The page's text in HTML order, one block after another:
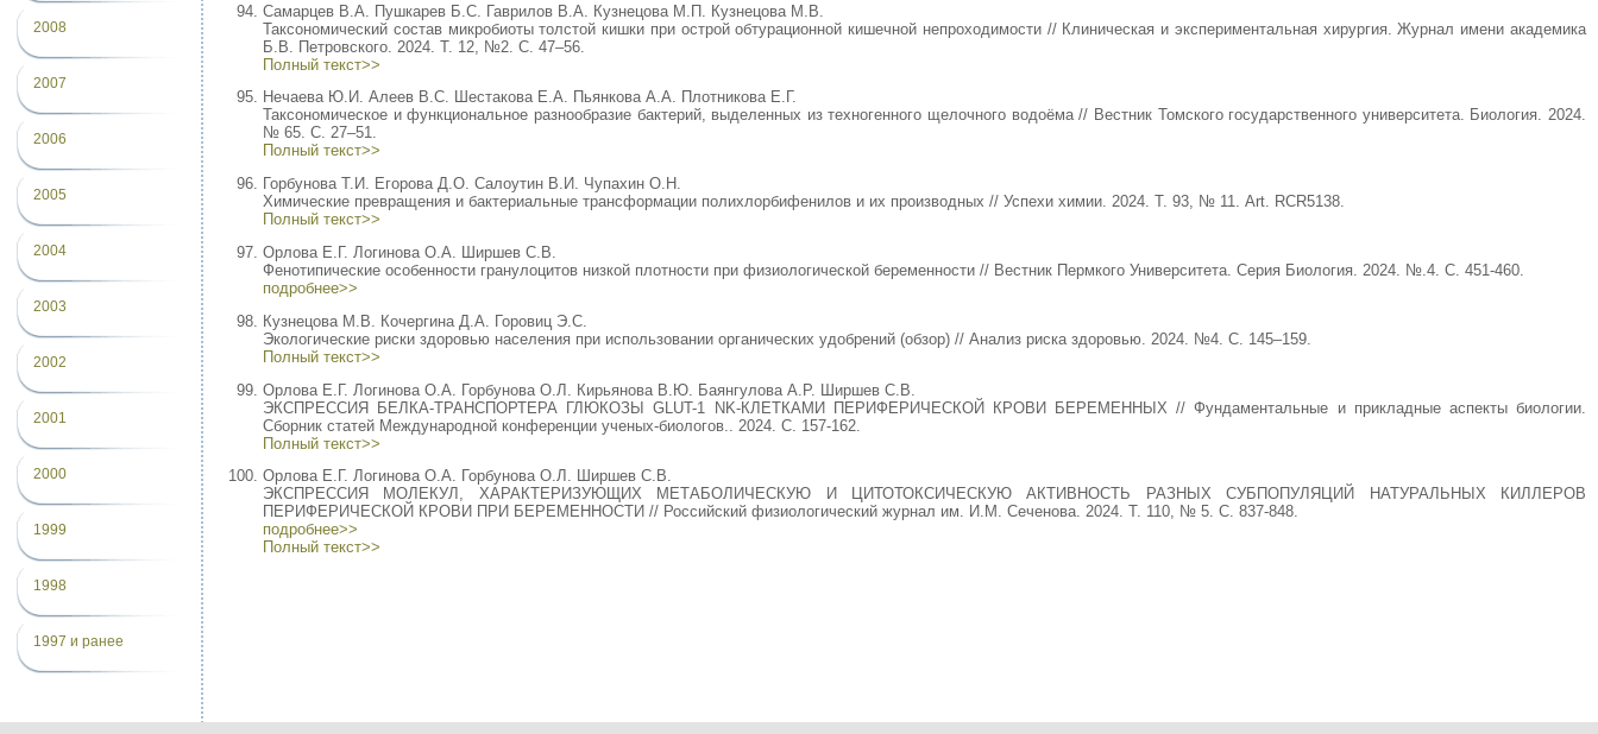
2008
2007
2006
2005
2004
2003
2002
2001
2000
1999
1998
1997 и ранее
Самарцев В.А. Пушкарев Б.С. Гаврилов В.А. Кузнецова М.П. Кузнецова М.В.
Таксономический состав микробиоты толстой кишки при острой обтурационной кишечной непроходимости // Клиническая и экспериментальная хирургия. Журнал имени академика
Б.В. Петровского. 2024. Т. 12, №2. С. 47–56.
Полный текст>>
Нечаева Ю.И. Алеев В.С. Шестакова Е.А. Пьянкова А.А. Плотникова Е.Г.
Таксономическое и функциональное разнообразие бактерий, выделенных из техногенного щелочного водоёма // Вестник Томского государственного университета. Биология. 2024.
№ 65. С. 27–51.
Полный текст>>
Горбунова Т.И. Егорова Д.О. Салоутин В.И. Чупахин О.Н.
Химические превращения и бактериальные трансформации полихлорбифенилов и их производных // Успехи химии. 2024. Т. 93, № 11. Art. RCR5138.
Полный текст>>
Орлова Е.Г. Логинова О.А. Ширшев С.В.
Фенотипические особенности гранулоцитов низкой плотности при физиологической беременности // Вестник Пермкого Университета. Серия Биология. 2024. №.4. С. 451-460.
подробнее>>
Кузнецова М.В. Кочергина Д.А. Горовиц Э.С.
Экологические риски здоровью населения при использовании органических удобрений (обзор) // Анализ риска здоровью. 2024. №4. С. 145–159.
Полный текст>>
Орлова Е.Г. Логинова О.А. Горбунова О.Л. Кирьянова В.Ю. Баянгулова А.Р. Ширшев С.В.
ЭКСПРЕССИЯ БЕЛКА-ТРАНСПОРТЕРА ГЛЮКОЗЫ GLUT-1 NK-КЛЕТКАМИ ПЕРИФЕРИЧЕСКОЙ КРОВИ БЕРЕМЕННЫХ // Фундаментальные и прикладные аспекты биологии.
Сборник статей Международной конференции ученых-биологов.. 2024. С. 157-162.
Полный текст>>
Орлова Е.Г. Логинова О.А. Горбунова О.Л. Ширшев С.В.
ЭКСПРЕССИЯ МОЛЕКУЛ, ХАРАКТЕРИЗУЮЩИХ МЕТАБОЛИЧЕСКУЮ И ЦИТОТОКСИЧЕСКУЮ АКТИВНОСТЬ РАЗНЫХ СУБПОПУЛЯЦИЙ НАТУРАЛЬНЫХ КИЛЛЕРОВ
ПЕРИФЕРИЧЕСКОЙ КРОВИ ПРИ БЕРЕМЕННОСТИ // Российский физиологический журнал им. И.М. Сеченова. 2024. Т. 110, № 5. С. 837-848.
подробнее>>
Полный текст>>